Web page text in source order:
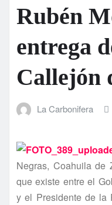
Rubén
entrega
Callejón
La Carbonifera
Negras, Coahuila de
que existe entre el
y el Presidente de la